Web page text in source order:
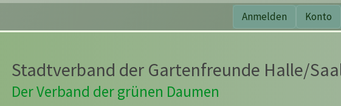
Anmelden Konto
Stadtverband der Gartenfreunde Halle/
Der Verband der grünen Daumen